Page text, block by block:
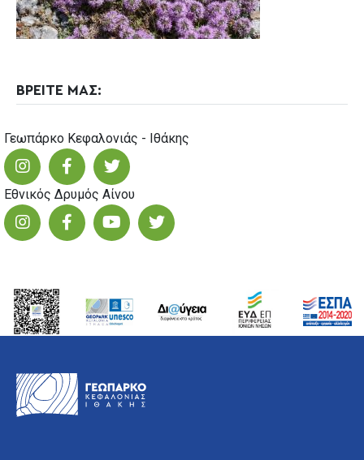
ΒΡΕΙΤΕ ΜΑΣ:
Γεωπάρκο Κεφαλονιάς - Ιθάκης
Εθνικός Δρυμός Αίνου